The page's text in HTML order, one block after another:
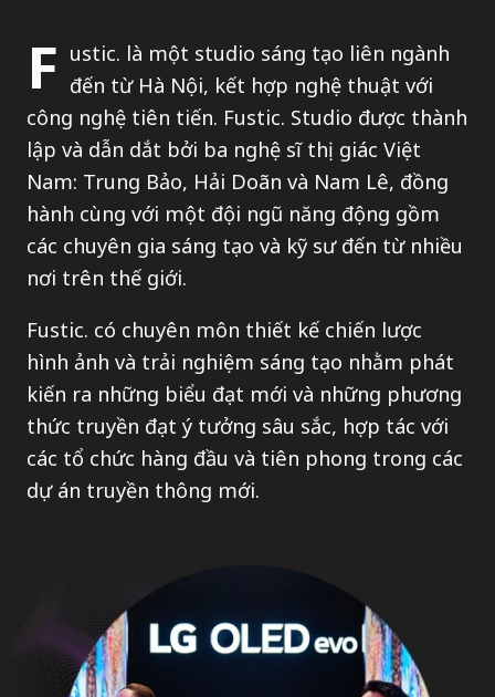
F ustic. là một studio sáng tạo liên ngành
đến từ Hà Nội, kết hợp nghệ thuật với
công nghệ tiên tiến. Fustic. Studio được thành
lập và dẫn dắt bởi ba nghệ sĩ thị giác Việt
Nam: Trung Bảo, Hải Doãn và Nam Lê, đồng
hành cùng với một đội ngũ năng động gồm
các chuyên gia sáng tạo và kỹ sư đến từ nhiều
nơi trên thế giới.
Fustic. có chuyên môn thiết kế chiến lược
hình ảnh và trải nghiệm sáng tạo nhằm phát
kiến ra những biểu đạt mới và những phương
thức truyền đạt ý tưởng sâu sắc, hợp tác với
các tổ chức hàng đầu và tiên phong trong các
dự án truyền thông mới.